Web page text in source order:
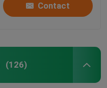
Contact
(126)